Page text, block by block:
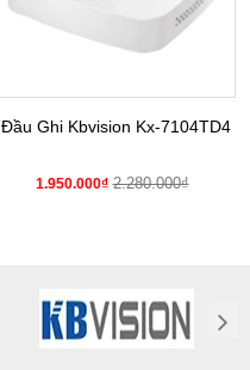
Đầu Ghi Kbvision Kx-7104TD4
1.950.000₫ 2.280.000₫